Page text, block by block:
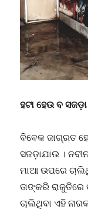
ହଟା ହେଉ ବ
ବିବେକ ଜାଗ୍ରତ
ସଜଡ଼ାଯାଉ ।
ମାଆ ଉପରେ
ତାଙ୍କରି
ଚାଲିଥିବା ଏହି